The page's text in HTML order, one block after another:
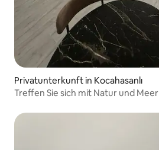
Privatunterkunft in Kocahasanlı
Treffen Sie sich mit Natur und Meer